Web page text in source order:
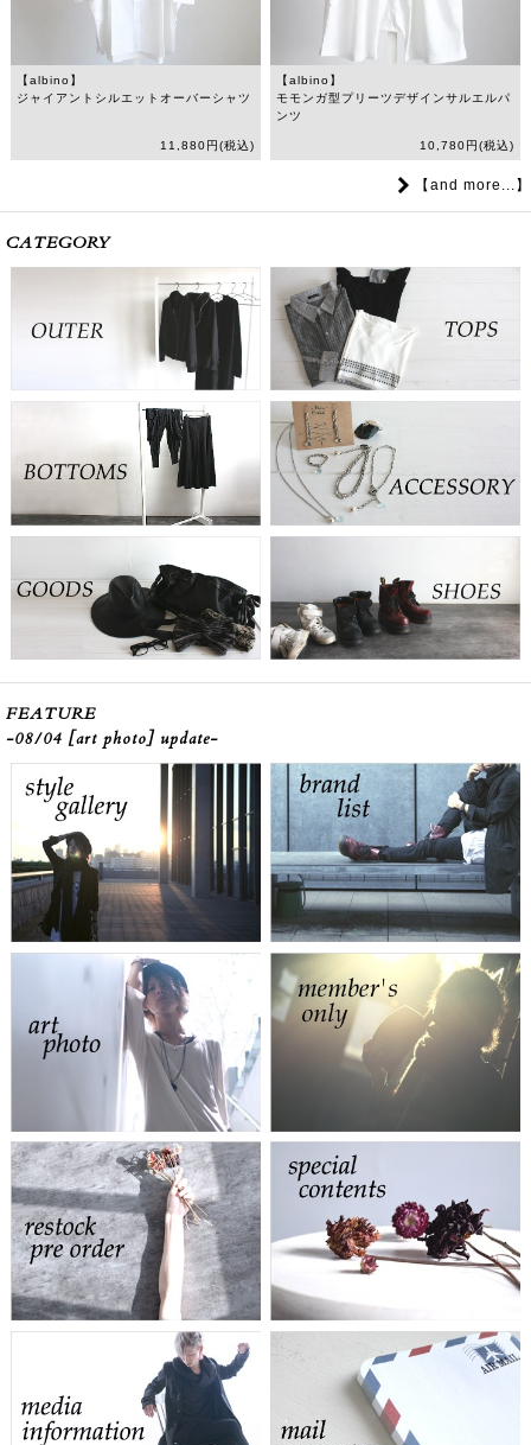
【albino】
ジャイアントシルエットオーバーシャツ
11,880円(税込)
【albino】
モモンガ型プリーツデザインサルエルパ
ンツ
10,780円(税込)
【and more...】
CATEGORY
FEATURE
-08/04 [art photo] update-
style gallery brand list
art photo ログイン
restock pre order special contents